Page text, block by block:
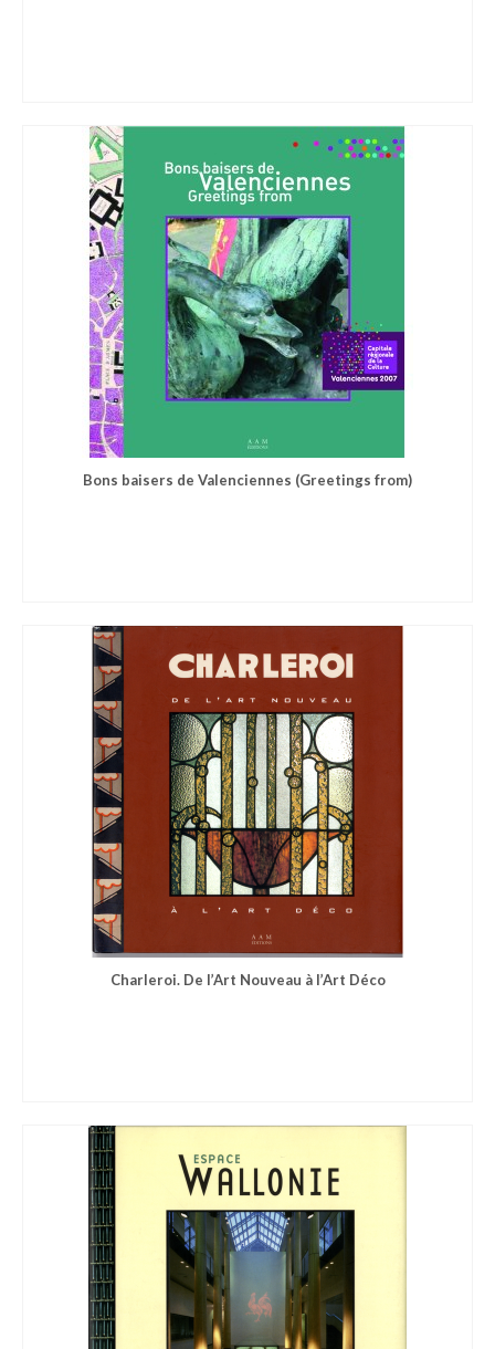
Bons baisers de Valenciennes (Greetings from)
Charleroi. De l’Art Nouveau à l’Art Déco